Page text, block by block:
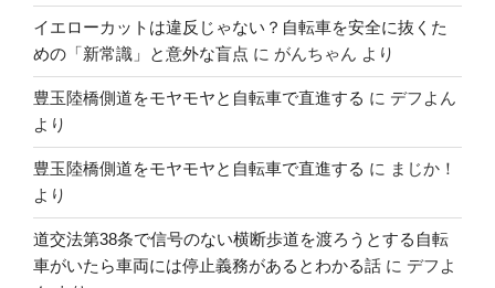
イエローカットは違反じゃない？自転車を安全に抜くた
めの「新常識」と意外な盲点 に がんちゃん より
豊玉陸橋側道をモヤモヤと自転車で直進する に デフよん
より
豊玉陸橋側道をモヤモヤと自転車で直進する に まじか！
より
道交法第38条で信号のない横断歩道を渡ろうとする自転
車がいたら車両には停止義務があるとわかる話 に デフよ